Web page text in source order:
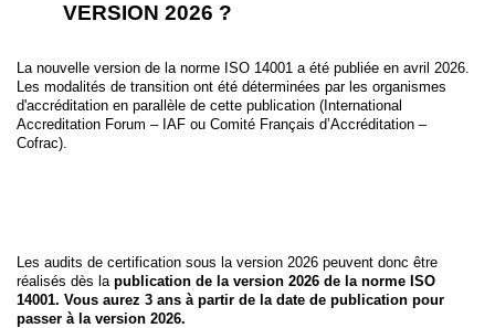
VERSION 2026 ?
La nouvelle version de la norme ISO 14001 a été publiée en avril 2026.
Les modalités de transition ont été déterminées par les organismes
d'accréditation en parallèle de cette publication (International
Accreditation Forum – IAF ou Comité Français d’Accréditation –
Cofrac).
Les audits de certification sous la version 2026 peuvent donc être
réalisés dès lapublication de la version 2026 de la norme ISO
14001. Vous aurez 3 ans à partir de la date de publication pour
passer à la version 2026.